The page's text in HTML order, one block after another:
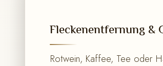
Fleckenentfernung &
Rotwein, Kaffee, Tee oder